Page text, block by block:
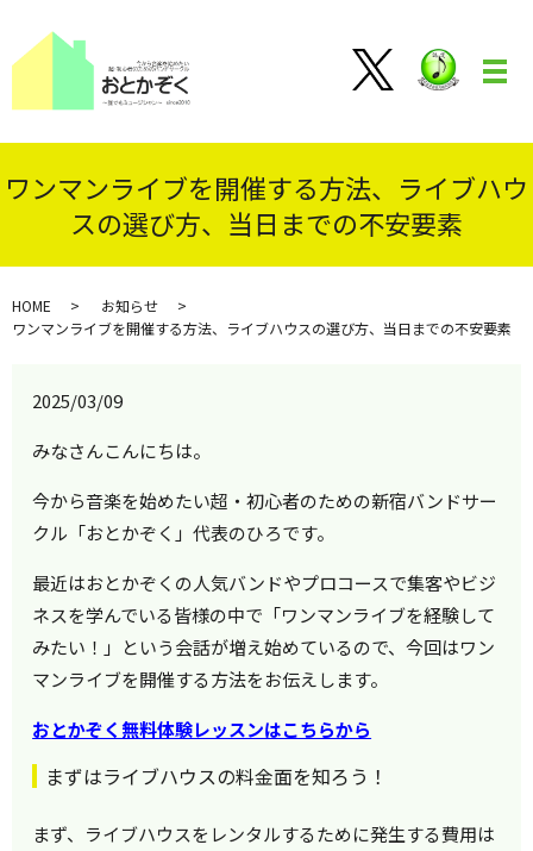
メ
ワンマンライブを開催する方法、ライブハウ
スの選び方、当日までの不安要素
HOME
お知らせ
ワンマンライブを開催する方法、ライブハウスの選び方、当日までの不安要素
2025/03/09
みなさんこんにちは。
今から音楽を始めたい超・初心者のための新宿バンドサー
クル「おとかぞく」代表のひろです。
最近はおとかぞくの人気バンドやプロコースで集客やビジ
ネスを学んでいる皆様の中で「ワンマンライブを経験して
みたい！」という会話が増え始めているので、今回はワン
マンライブを開催する方法をお伝えします。
おとかぞく無料体験レッスンはこちらから
まずはライブハウスの料金面を知ろう！
まず、ライブハウスをレンタルするために発生する費用は